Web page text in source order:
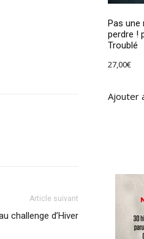
Article suivant
challenge d’Hiver
Pas une
perdre !
Troublé
27,00€
Ajouter